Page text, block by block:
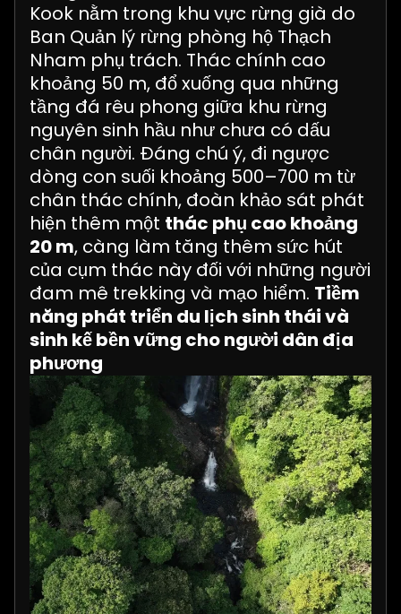
Kook nằm trong khu vực rừng già do
Ban Quản lý rừng phòng hộ Thạch
Nham phụ trách. Thác chính cao
khoảng 50 m, đổ xuống qua những
tầng đá rêu phong giữa khu rừng
nguyên sinh hầu như chưa có dấu
chân người. Đáng chú ý, đi ngược
dòng con suối khoảng 500–700 m từ
chân thác chính, đoàn khảo sát phát
hiện thêm một thác phụ cao khoảng
20 m, càng làm tăng thêm sức hút
của cụm thác này đối với những người
đam mê trekking và mạo hiểm. Tiềm
năng phát triển du lịch sinh thái và
sinh kế bền vững cho người dân địa
phương